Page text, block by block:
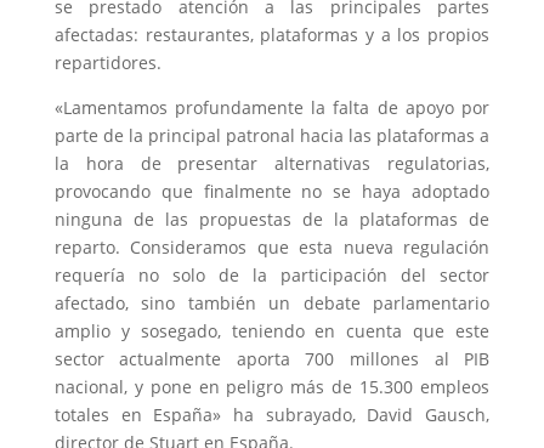
se prestado atención a las principales partes
afectadas: restaurantes, plataformas y a los propios
repartidores.
«Lamentamos profundamente la falta de apoyo por
parte de la principal patronal hacia las plataformas a
la hora de presentar alternativas regulatorias,
provocando que finalmente no se haya adoptado
ninguna de las propuestas de la plataformas de
reparto. Consideramos que esta nueva regulación
requería no solo de la participación del sector
afectado, sino también un debate parlamentario
amplio y sosegado, teniendo en cuenta que este
sector actualmente aporta 700 millones al PIB
nacional, y pone en peligro más de 15.300 empleos
totales en España» ha subrayado, David Gausch,
director de Stuart en España.